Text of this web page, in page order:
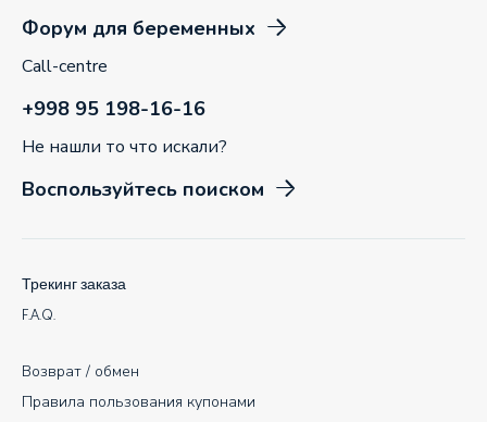
Форум для беременных
Call-centre
+998 95 198-16-16
Не нашли то что искали?
Воспользуйтесь поиском
Возврат / обмен
Правила пользования купонами
Трекинг заказа
F.A.Q.